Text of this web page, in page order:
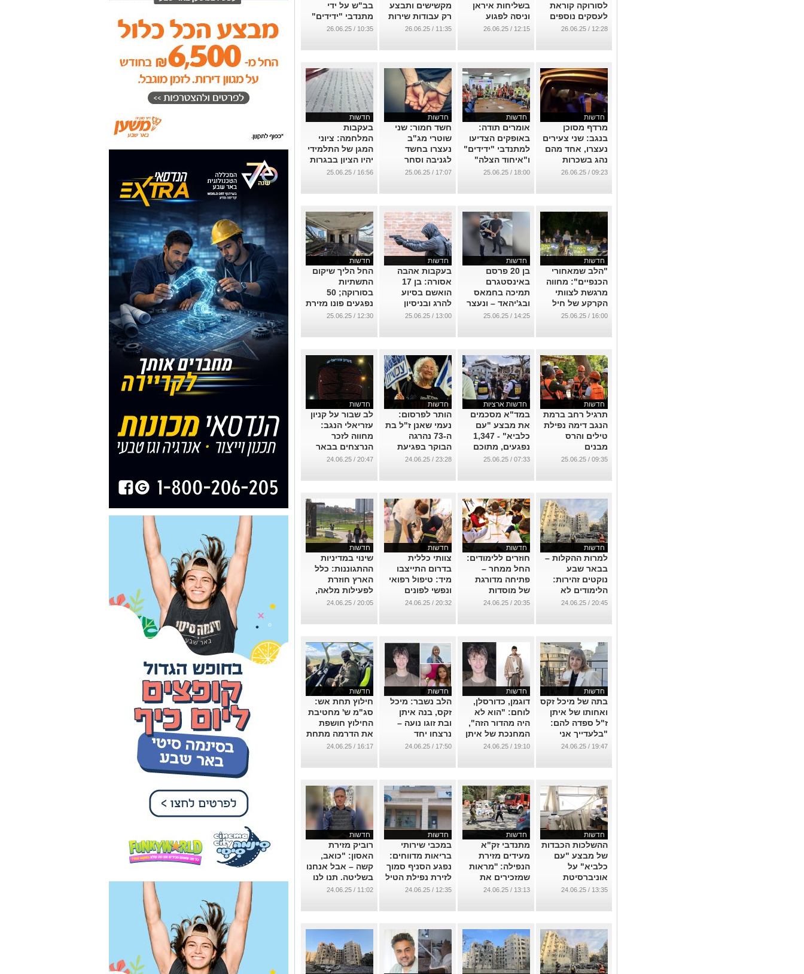
לסורוקה קוראת
לעסקים נוספים
להצטרף
12:28 / 26.06.25
בשליחות איראן
וניסה לפגוע
ביעדים בב"ש
12:15 / 26.06.25
מקשישים ותבצע
רק עבודות שירות
...
11:35 / 26.06.25
בב"ש על ידי
מתנדבי "ידידים"
במהלך הלחימה
10:35 / 26.06.25
חדשות
מרדף מסוכן
בנגב: שני צעירים
נעצרו, אחד מהם
נהג בשכרות
ברכב שהורד
...
09:23 / 26.06.25
חדשות
אומרים תודה:
באופקים הצדיעו
למתנדבי "ידידים"
ו"איחוד הצלה"
על פעילותם בזמן
...
18:00 / 25.06.25
חדשות
חשד חמור: שני
שוטרי מג"ב
נעצרו בחשד
לגניבה וסחר
באמצעי לחימה
17:07 / 25.06.25
חדשות
בעקבות
המלחמה: ציוני
המגן של התלמידי
יהיו הציון בבגרות
...
16:56 / 25.06.25
חדשות
"הלב שמאחורי
הכנפיים": מחווה
מרגשת לצוותי
הקרקע של חיל
האוויר בדרום
16:00 / 25.06.25
חדשות
בן 20 פרסם
באינסטגרם
תמיכה בחמאס
ובג'יהאד – ונעצר
בנגב
14:25 / 25.06.25
חדשות
בעקבות אהבה
אסורה: בן 17
הואשם בסיוע
להרג ובניסיון
לטשטש ראיות
13:00 / 25.06.25
חדשות
החל הליך שיקום
התשתיות
בסורוקה; 50
נפגעים פונו מזירת
הנפילה אמש
12:30 / 25.06.25
חדשות
תרגיל רחב ברמת
הנגב דימה נפילת
טילים והרס
מבנים
...
09:35 / 25.06.25
חדשות ארציות
במד"א מסכמים
את מבצע "עם
כלביא" - 1,347
נפגעים, מתוכם
28 הרוגים
07:33 / 25.06.25
חדשות
הותר לפרסום:
נעמי שאנן ז"ל בת
ה-73 נהרגה
הבוקר בפגיעת
הטיל בב"ש
23:28 / 24.06.25
חדשות
לב שבור על קניון
עזריאלי הנגב:
מחווה לזכר
הנרצחים בבאר
שבע
20:47 / 24.06.25
חדשות
למרות ההקלות –
בבאר שבע
נוקטים זהירות:
הלימודים לא
יתחדשו מחר
20:45 / 24.06.25
חדשות
חוזרים ללימודים:
החל ממחר –
פתיחה מדורגת
של מוסדות
החינוך בהתאם
...
20:35 / 24.06.25
חדשות
צוותי כללית
בדרום התייצבו
מיד: טיפול רפואי
ונפשי לפונים
מהפגיעה בבאר
...
20:32 / 24.06.25
חדשות
שינוי במדיניות
ההתגוננות: כלל
הארץ חוזרת
לפעילות מלאה,
כמעט
20:05 / 24.06.25
חדשות
בתה של מיכל זקס
ואחותו של איתן
ז"ל ספדה להם:
"בלעדייך אני
כלום"
19:47 / 24.06.25
חדשות
דוגמן, כדורסלן,
לוחם: "הוא לא
היה מהדור הזה",
המחנכת של איתן
זקס ז"ל נפרדת
...
19:10 / 24.06.25
חדשות
הלב נשבר: מיכל
זקס, בנה איתן
ובת זוגו נועה –
נרצחו יחד
מפגיעת הטיל
...
17:50 / 24.06.25
חדשות
חילוץ תחת אש:
סג"מ ש' מחטיבת
החילוץ חושפת
את הדרמה מתחת
להריסות
16:17 / 24.06.25
חדשות
ההשלכות הכבדות
של מבצע "עם
כלביא" על
אוניברסיטת
בן-גוריון נחשפות
13:35 / 24.06.25
חדשות
מתנדבי זק"א
מעידים מזירת
הנפילה: ''מראות
שמזכירים את
ה-7.10''
13:13 / 24.06.25
חדשות
במכבי שירותי
בריאות מדווחים:
נפגע הסניף סמוך
לזירת נפילת הטיל
הבוקר
12:35 / 24.06.25
חדשות
רוביק מזירת
האסון: "כואב,
קשה – אבל אנחנו
בשליטה. תנו לנו
לעבוד"
11:02 / 24.06.25